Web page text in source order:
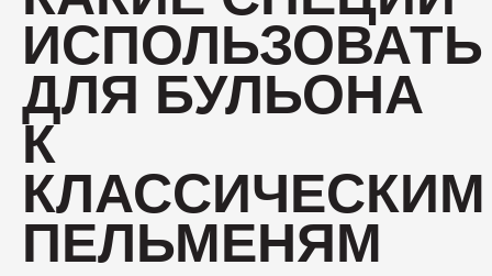
Вакансии
Пиколини
Вареные колбасы
Ветчины
Колбаса
ИСПОЛЬЗОВАТЬ
ДЛЯ БУЛЬОНА
К
КЛАССИЧЕСКИМ
ПЕЛЬМЕНЯМ